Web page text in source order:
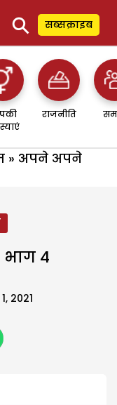
⚲ सब्सक्राइब
राजनीति
» अपने अपने
4
2021